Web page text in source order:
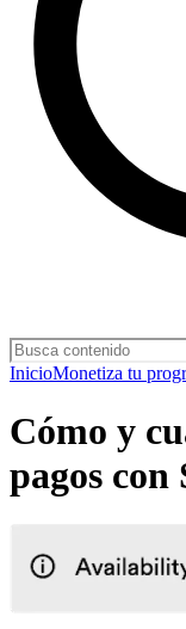
InicioMonetiza tu
Cómo y
pagos